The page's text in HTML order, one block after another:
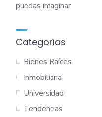
puedas imaginar
Categorías
Bienes Raíces
Inmobiliaria
Universidad
Tendencias